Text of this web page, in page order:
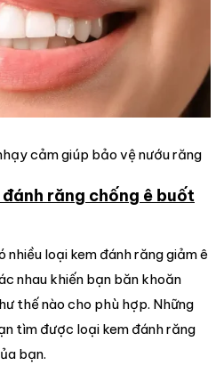
cảm giúp bảo vệ nướu răng
răng chống ê buốt
loại kem đánh răng giảm ê
nhau khiến bạn băn khoăn
thế nào cho phù hợp. Những
tìm được loại kem đánh răng
bạn.